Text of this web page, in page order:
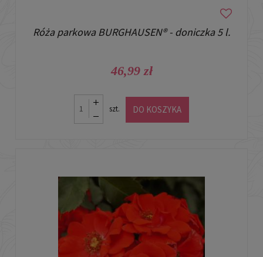
Róża parkowa BURGHAUSEN® - doniczka 5 l.
46,99 zł
szt. DO KOSZYKA